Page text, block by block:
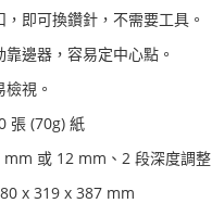
即可換鑽針，不需要工具。
邊器，容易定中心點。
視。
張 (70g) 紙
mm 或 12 mm、2 段深度調整
x 319 x 387 mm